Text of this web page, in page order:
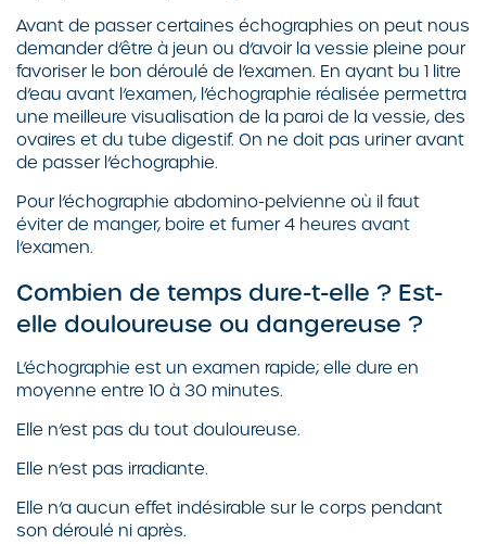
Avant de passer certaines échographies on peut nous
demander d’être à jeun ou d’avoir la vessie pleine pour
favoriser le bon déroulé de l’examen. En ayant bu 1 litre
d’eau avant l’examen, l’échographie réalisée permettra
une meilleure visualisation de la paroi de la vessie, des
ovaires et du tube digestif. On ne doit pas uriner avant
de passer l’échographie.
Pour l’échographie abdomino-pelvienne où il faut
éviter de manger, boire et fumer 4 heures avant
l’examen.
Combien de temps dure-t-elle ? Est-
elle douloureuse ou dangereuse ?
L’échographie est un examen rapide; elle dure en
moyenne entre 10 à 30 minutes.
Elle n’est pas du tout douloureuse.
Elle n’est pas irradiante.
Elle n’a aucun effet indésirable sur le corps pendant
son déroulé ni après.